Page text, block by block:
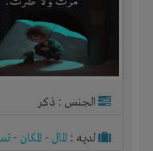
الجنس : ذكر
لديـه : المال - المكان -